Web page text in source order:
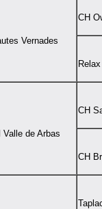
Vernades
CH
de Arbas
CH
CH